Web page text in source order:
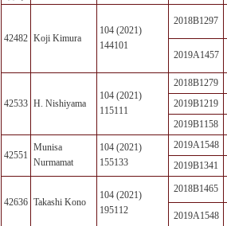
42482 Koji Kimura
104 (2021)
144101
2018B1297
2019A1457
42533 H. Nishiyama
104 (2021)
115111
2018B1279
2019B1219
2019B1158
42551
Munisa
Nurmamat
104 (2021)
155133
2019A1548
2019B1341
42636 Takashi Kono
104 (2021)
195112
2018B1465
2019A1548